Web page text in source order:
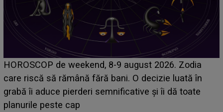
Emanuel a ținut ACEST DETALIU ASCUNS până
acum! În fața Alexandrei, concurentul din Casa Iubirii
face o MĂRTURISIRE NEAȘTEPTATĂ despre mama
sa: "I-am spus și ei în față, eu nu te iubesc pentru